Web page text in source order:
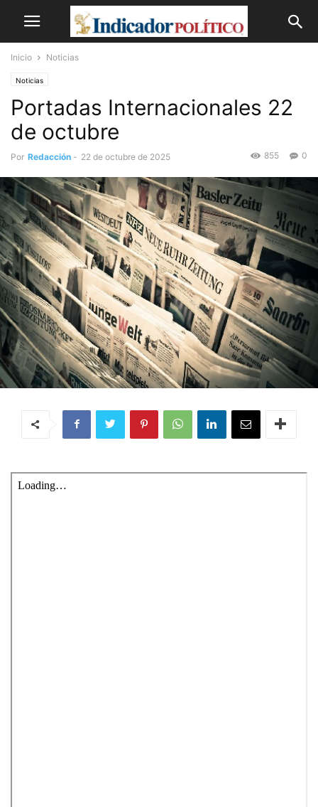
Inicio Noticias
Noticias
Portadas Internacionales 22
de octubre
Por Redacción - 22 de octubre de 2025 0
855